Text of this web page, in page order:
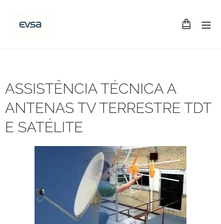
ASSISTÊNCIA TÉCNICA A
ANTENAS TV TERRESTRE TDT
E SATÉLITE